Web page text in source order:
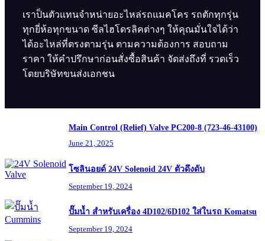
เราป็นตัวแทนจำหน่ายอะไหล่รถแมคโคร รถตักทุกรุ่น
ทุกยี่ห้อทุกขนาด ซีลไฮโดรลิคต่างๆ ให้คุณมั่นใจได้ว่า
ได้อะไหล่ที่ตรงตามรุ่น ตามความต้องการ สอบถาม
ราคา ให้คำปรึกษาก่อนสั่งซื้อสินค้า จัดส่งถึงที่ รวดเร็ว
โดยบริษัทขนส่งเอกชน
Main Control (Relief) Valve PC200-8 (723-46-43100)
June 21, 2025
โซลินอยด์ 24V Solenoid 24V ตัวดึงดับ
September 19, 2024
ปั๊มน้ำ สำหรับเครื่อง 4D102/6D102 ใส่ในรถ Komatsu
September 19, 2024